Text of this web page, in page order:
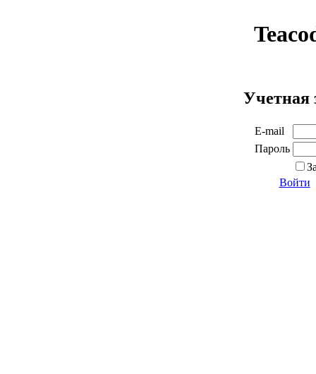
Учетная
E-mail
Пароль
Войти